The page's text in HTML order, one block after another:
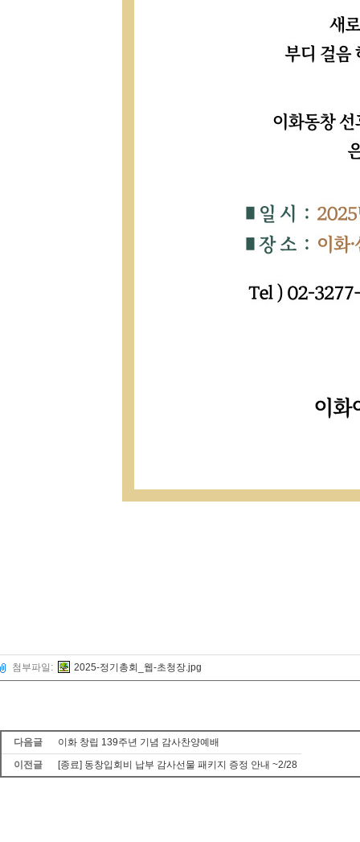
첨부파일: 2025-정기총회_웹-초청장.jpg
다음글
이화 창립 139주년 기념 감사찬양예배
이전글
[종료] 동창입회비 납부 감사선물 패키지 증정 안내 ~2/28